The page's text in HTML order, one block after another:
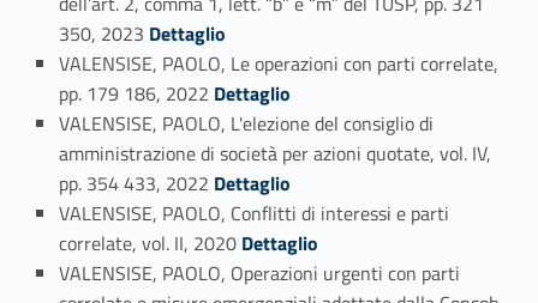
350, 2023 Link identifier #identifier_person_54356-40
Dettaglio
VALENSISE, PAOLO, Le operazioni con parti correlate,
pp. 179 186, 2022 Link identifier #identifier_person_189176-41
Dettaglio
VALENSISE, PAOLO, L'elezione del consiglio di
amministrazione di società per azioni quotate, vol. IV,
pp. 354 433, 2022 Link identifier #identifier_person_92349-42
Dettaglio
VALENSISE, PAOLO, Conflitti di interessi e parti
correlate, vol. II, 2020 Link identifier #identifier_person_77235-43
Dettaglio
VALENSISE, PAOLO, Operazioni urgenti con parti